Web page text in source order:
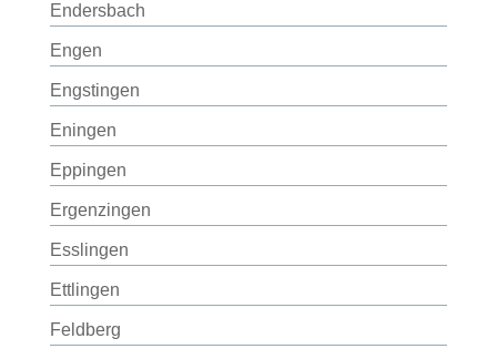
Endersbach
Engen
Engstingen
Eningen
Eppingen
Ergenzingen
Esslingen
Ettlingen
Feldberg